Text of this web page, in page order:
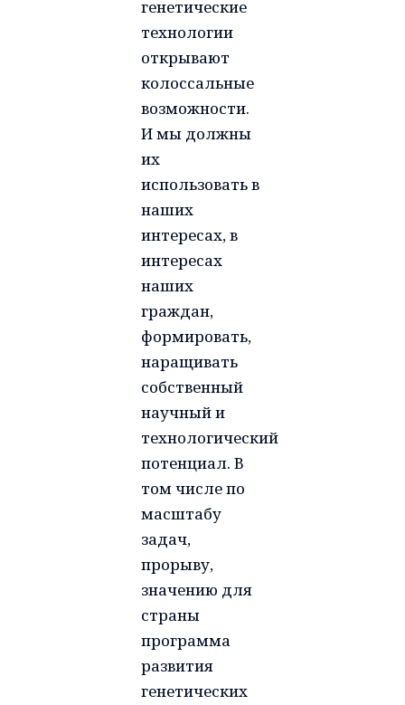
генетические
технологии
открывают
колоссальные
возможности.
И мы должны
их
использовать в
наших
интересах, в
интересах
наших
граждан,
формировать,
наращивать
собственный
научный и
технологический
потенциал. В
том числе по
масштабу
задач,
прорыву,
значению для
страны
программа
развития
генетических